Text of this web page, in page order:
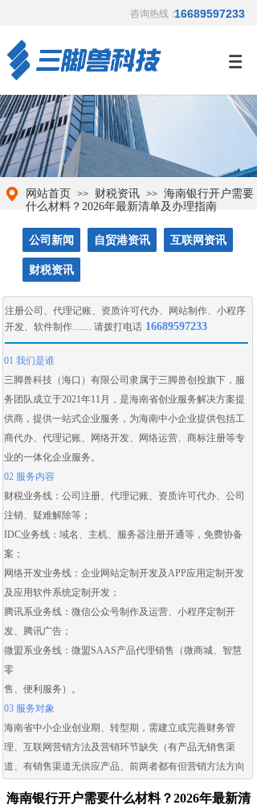
咨询热线：16689597233
网站首页 >> 财税资讯 >> 海南银行开户需要
什么材料？2026年最新清单及办理指南
公司新闻 自贸港资讯 互联网资讯
财税资讯
01 我们是谁
三脚兽科技（海口）有限公司隶属于三脚兽创投旗下，服
务团队成立于2021年11月，是海南省创业服务解决方案提
供商，提供一站式企业服务，为海南中小企业提供包括工
商代办、 代理记账、 网络开发、 网络运营、 商标注册等专
业的一体化企业服务。
02 服务内容
财税业务线： 公司注册、 代理记账、 资质许可代办、 公司
注销、 疑难解除等；
IDC业务线：域名、主机、服务器注册开通等，免费协备
案；
网络开发业务线： 企业网站定制开发及APP应用定制开发
及应用软件系统定制开发 ；
腾讯系业务线：微信公众号制作及运营、 小程序定制开
发、腾讯广告；
微盟系业务线： 微盟SAAS产品代理销售（微商城、智慧
零
售、便利服务）。
03 服务对象
海南省中小企业创业期、转型期，需建立或完善财务管
理、互联网营销方法及营销环节缺失（有产品无销售渠
道、有销售渠道无供应产品、前两者都有但营销方法方向
注册公司 、 代理记账、 资质许可代办、 网站制作、 小程序
开发、 软件制作…… 请拨打电话 16689597233
海南银行开户需要什么材料？2026年最新清